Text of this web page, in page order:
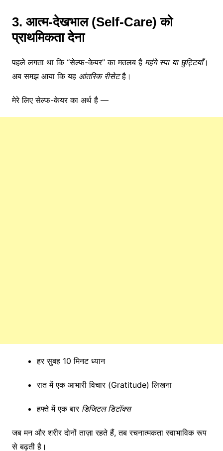
3. आत्म-देखभाल (Self-Care) को
प्राथमिकता देना
पहले लगता था कि “सेल्फ-केयर” का मतलब है महंगे स्पा या छुट्टियाँ।
अब समझ आया कि यह आंतरिक रीसेटहै।
मेरे लिए सेल्फ-केयर का अर्थ है —
हर सुबह 10 मिनट ध्यान
रात में एक आभारी विचार (Gratitude) लिखना
हफ्ते में एक बार डिजिटल डिटॉक्स
जब मन और शरीर दोनों ताज़ा रहते हैं, तब रचनात्मकता स्वाभाविक रूप
से बढ़ती है।